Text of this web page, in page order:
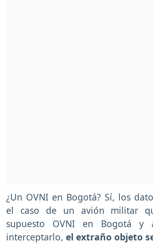
¿Un OVNI en Bogotá? Sí, los
el caso de un avión militar
supuesto OVNI en Bogotá y
interceptarlo, el extraño objeto